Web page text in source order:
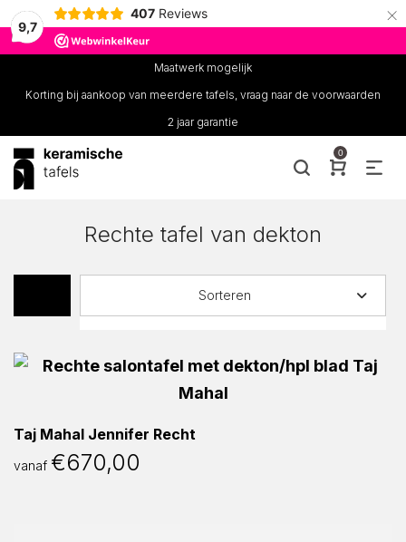
9,7
407 Reviews ×
Maatwerk mogelijk
Korting bij aankoop van meerdere tafels, vraag naar de voorwaarden
2 jaar garantie
0
Rechte tafel van dekton
Sorteren
Taj Mahal Jennifer Recht
vanaf €670,00